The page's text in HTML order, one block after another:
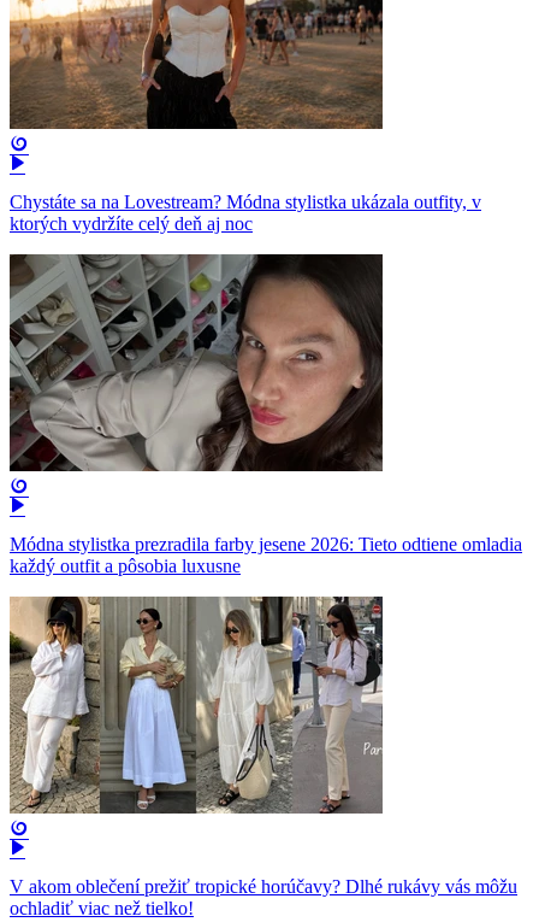
Chystáte sa na Lovestream? Módna stylistka ukázala outfity, v
ktorých vydržíte celý deň aj noc
Módna stylistka prezradila farby jesene 2026: Tieto odtiene omladia
každý outfit a pôsobia luxusne
V akom oblečení prežiť tropické horúčavy? Dlhé rukávy vás môžu
ochladiť viac než tielko!